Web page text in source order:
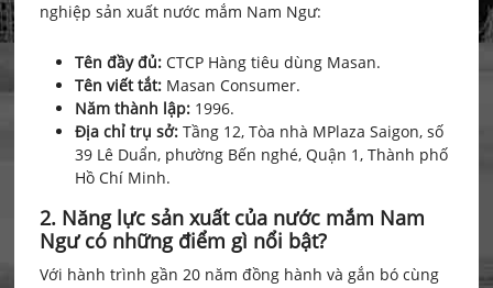
nghiệp sản xuất nước mắm Nam Ngư:
Tên đầy đủ: CTCP Hàng tiêu dùng Masan.
Tên viết tắt:Masan Consumer.
Năm thành lập:1996.
Địa chỉ trụ sở:Tầng 12, Tòa nhà MPlaza Saigon, số
39 Lê Duẩn, phường Bến nghé, Quận 1, Thành phố
Hồ Chí Minh.
2. Năng lực sản xuất của nước mắm Nam
Ngư có những điểm gì nổi bật?
Với hành trình gần 20 năm đồng hành và gắn bó cùng